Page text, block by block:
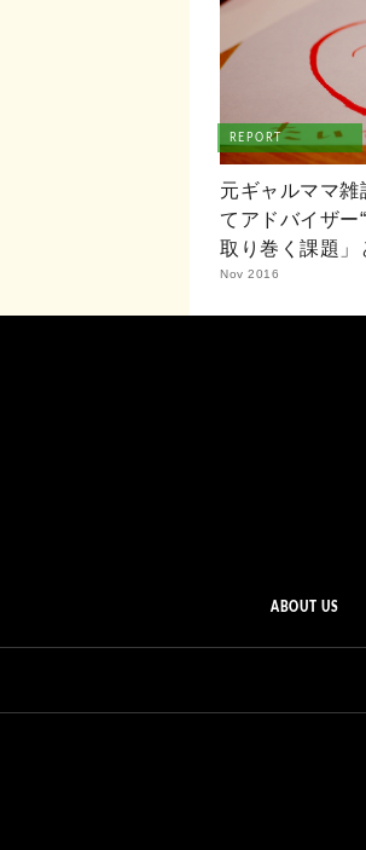
REPORT
元ギャルママ雑
てアドバイザー
取り巻く課題」
Nov 2016
ABOUT US